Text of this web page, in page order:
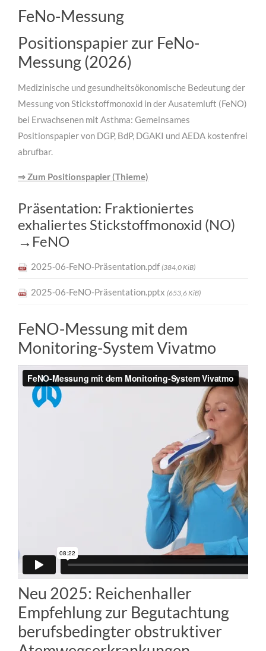
FeNo-Messung
Positionspapier zur FeNo-
Messung (2026)
Medizinische und gesundheitsökonomische Bedeutung der
Messung von Stickstoffmonoxid in der Ausatemluft (FeNO)
bei Erwachsenen mit Asthma: Gemeinsames
Positionspapier von DGP, BdP, DGAKI und AEDA kostenfrei
abrufbar.
⇒ Zum Positionspapier (Thieme)
Präsentation: Fraktioniertes
exhaliertes Stickstoffmonoxid (NO)
→FeNO
2025-06-FeNO-Präsentation.pdf (384,0 KiB)
2025-06-FeNO-Präsentation.pptx (653,6 KiB)
FeNO-Messung mit dem
Monitoring-System Vivatmo
Neu 2025: Reichenhaller
Empfehlung zur Begutachtung
berufsbedingter obstruktiver